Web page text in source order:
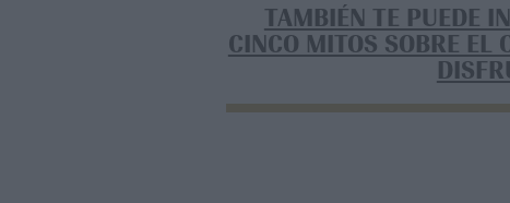
TAMBIÉN TE PUEDE
CINCO MITOS SOBRE EL